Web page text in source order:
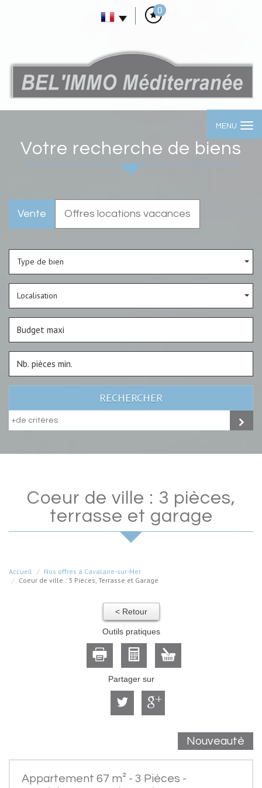
0
MENU
votre recherche de biens
Vente Offres locations vacances
Type de bien
Localisation
RECHERCHER
+de critères
coeur de ville : 3 pièces,
terrasse et garage
Accueil
Nos offres à Cavalaire-sur-Mer
Coeur de ville : 3 Pièces, Terrasse et Garage
< Retour
Outils pratiques
Partager sur
Nouveauté
Appartement 67 m² - 3 Pièces -